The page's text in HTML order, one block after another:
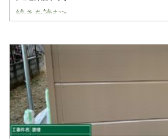
最近ブログの方が書けておらず申し
続きを読む>